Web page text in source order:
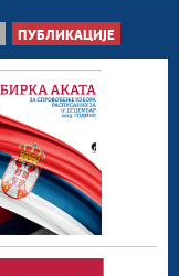
ПУБЛИКАЦИЈЕ